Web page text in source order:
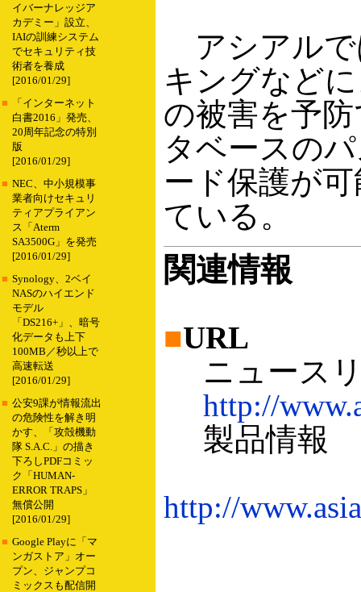
イバーナレッジア
カデミー」設立、
IAIの訓練システム
でセキュリティ技
術者を養成
[2016/01/29]
■
「インターネット
白書2016」発売、
20周年記念の特別
版
[2016/01/29]
■ NEC、中小規模事
業者向けセキュリ
ティアプライアン
ス「Aterm
SA3500G」を発売
[2016/01/29]
■ Synology、2ベイ
NASのハイエンド
モデル
「DS216+」、暗号
化データも上下
100MB／秒以上で
高速転送
[2016/01/29]
■ 公安9課が情報流出
の危険性を解き明
かす、「攻殻機動
隊 S.A.C.」の描き
下ろしPDFコミッ
ク「HUMAN-
ERROR TRAPS」
無償公開
[2016/01/29]
■ Google Playに「マ
ンガストア」オー
プン、ジャンプコ
ミックスも配信開
アシアルで
キングなど
の被害を予
タベースの
ード保護が
ている。
関連情報
■URL
ニュース
http://
製品情報
http://